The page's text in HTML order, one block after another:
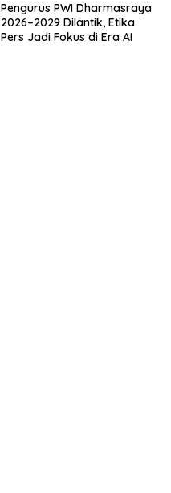
Pengurus PWI Dharmasraya
2026–2029 Dilantik, Etika
Pers Jadi Fokus di Era AI